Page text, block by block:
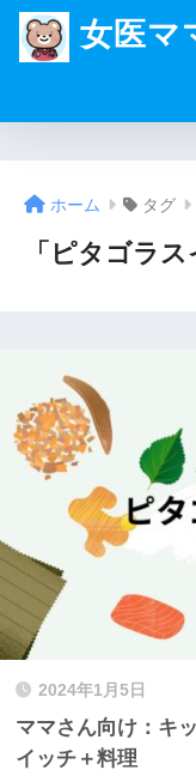
女医
ホーム タグ
「ピタゴラ
2024年1月5日
ママさん向け：キ
イッチ＋料理